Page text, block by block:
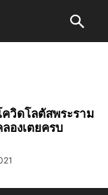
วิดโลตัสพระราม
องเตยครบ